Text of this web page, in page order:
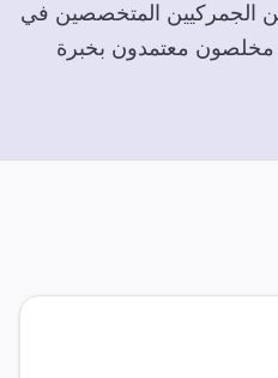
الجمركيين المتخصصين في
مخلصون معتمدون بخبرة